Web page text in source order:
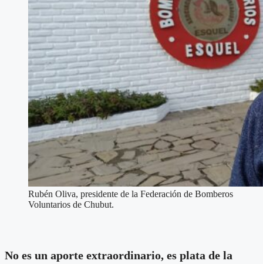
Rubén Oliva, presidente de la Federación de Bomberos
Voluntarios de Chubut.
No es un aporte extraordinario, es plata de la